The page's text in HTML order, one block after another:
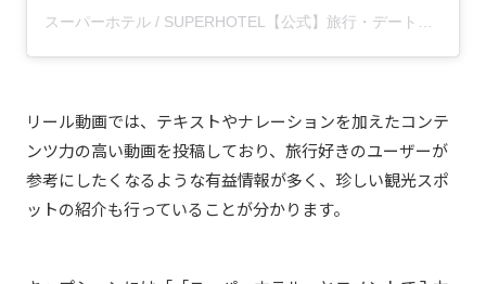
スーパーホテル / SUPERHOTEL【公式】旅行・デート・出張(@super.hotel_official)がシェアした投稿
リール動画では、テキストやナレーションを加えたコンテ
ンツ力の高い動画を投稿しており、旅行好きのユーザーが
参考にしたくなるような有益情報が多く、珍しい観光スポ
ットの紹介も行っていることが分かります。